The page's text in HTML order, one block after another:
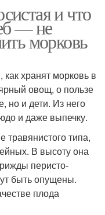
и что
— не
морковь
хранят морковь в
овощ, о пользе
но и дети. Из него
и даже выпечку.
травянистого типа,
В высоту она
перисто-
быть опущены.
плода